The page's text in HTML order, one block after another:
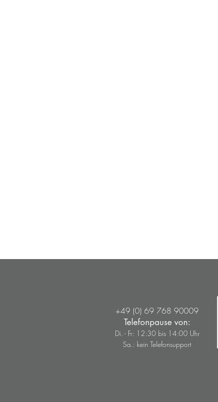
+49 (0) 69 768 90009
Telefonpause von:
Di. - Fr: 12:30 bis 14:00 Uhr
Sa.: kein Telefonsupport